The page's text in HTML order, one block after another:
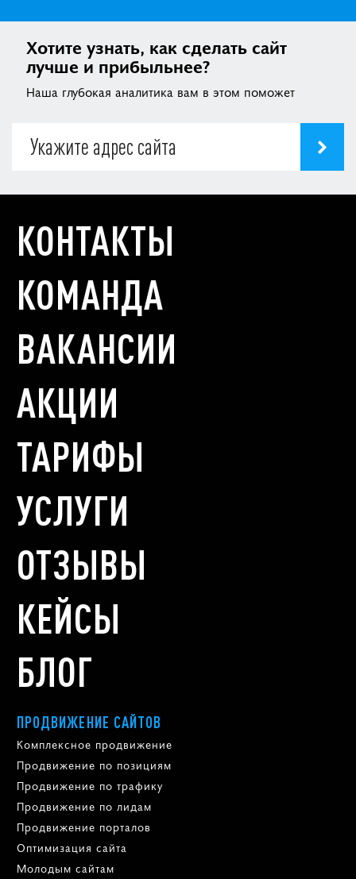
Хотите узнать, как сделать сайт
лучше и прибыльнее?
Наша глубокая аналитика вам в этом поможет
КОНТАКТЫ
КОМАНДА
ВАКАНСИИ
АКЦИИ
ТАРИФЫ
УСЛУГИ
ОТЗЫВЫ
КЕЙСЫ
БЛОГ
ПРОДВИЖЕНИЕ САЙТОВ
Комплексное продвижение
Продвижение по позициям
Продвижение по трафику
Продвижение по лидам
Продвижение порталов
Оптимизация сайта
Молодым сайтам